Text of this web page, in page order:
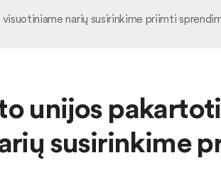
narių susirinkime priimti
unijos
susirinkime